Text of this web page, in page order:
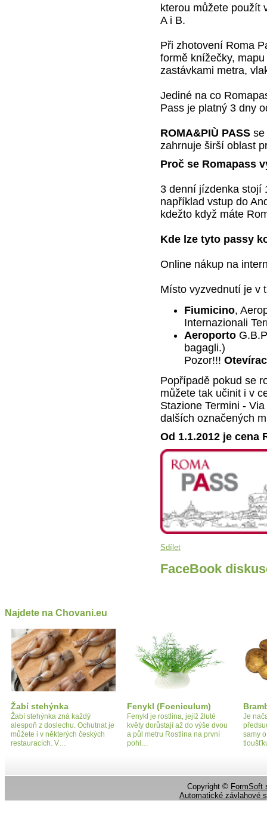
kterou můžete použít
A i B.
Při zhotovení Roma
formě knížečky,
zastávkami metra,
Jediné na co
Pass je platný 3 dny
ROMA&PIÙ PASS se
zahrnuje širší oblast
Proč se Romapass
3 denní jízdenka stojí
například vstup do
kdežto když máte
Kde lze tyto passy
Online nákup na
Místo vyzvednutí je v
Fiumicino,
Internazionali
Aeroporto
bagagli.)
Pozor!!!
Popřípadě pokud se
můžete tak učinit i v
Stazione Termini -
dalších označených
Od 1.1.2012 je cena
Sdílet
FaceBook
Najdete na Chovani.eu
Žabí stehýnka
Žabí stehýnka zná každý
alespoň z doslechu. Ochutnat je
můžete i v některých českých
restauracích. V…
Fenykl (Foeniculum)
Fenykl je rostlina, jejíž žluté
květy dorůstají až do výše dvou
a půl metru Rostlina na první
pohl…
Je
samy
Copyright © FormSoft
Automatické závlahové